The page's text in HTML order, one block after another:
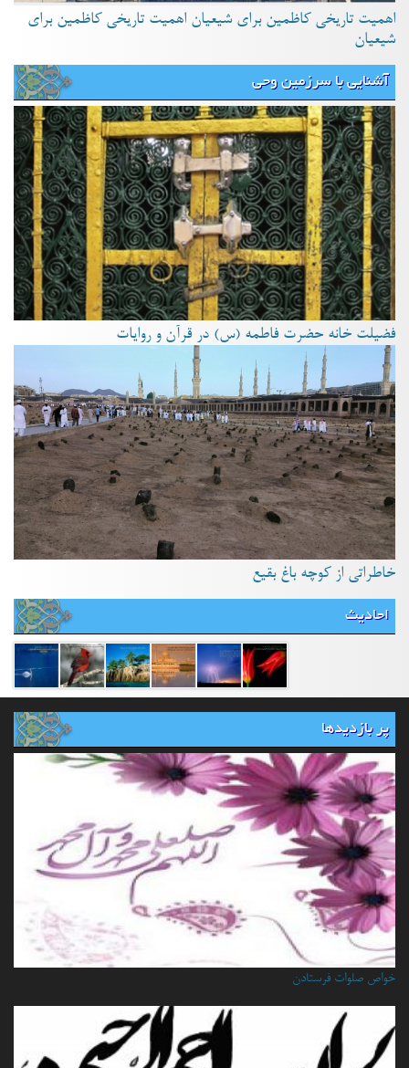
اهمیت تاریخی کاظمین برای شیعیان اهمیت تاریخی کاظمین برای
شیعیان
آشنایی با سرزمین وحی
فضیلت خانه حضرت فاطمه (س) در قرآن و روایات
خاطراتی از کوچه باغ بقیع
احادیث
پر بازدیدها
خواص صلوات فرستادن